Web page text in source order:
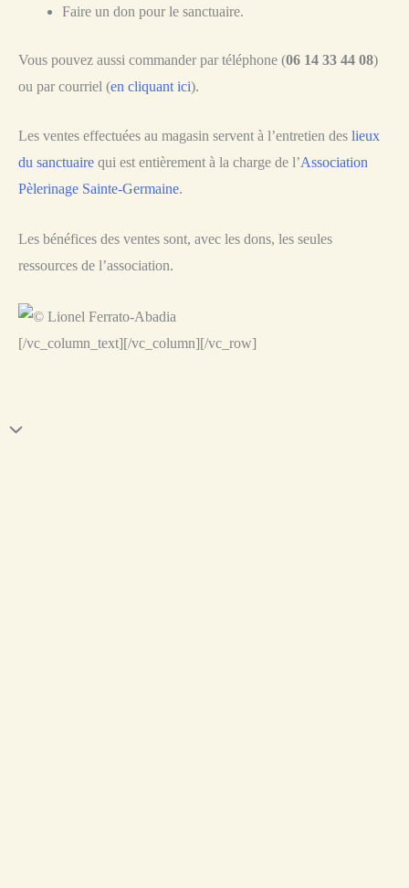
Faire un don pour le sanctuaire.
Vous pouvez aussi commander par téléphone (06 14 33 44 08)
ou par courriel (en cliquant ici).
Les ventes effectuées au magasin servent à l’entretien des lieux
du sanctuaire qui est entièrement à la charge de l’Association
Pèlerinage Sainte-Germaine.
Les bénéfices des ventes sont, avec les dons, les seules
ressources de l’association.
[/vc_column_text][/vc_column][/vc_row]